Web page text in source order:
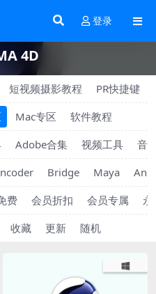
登录
4D
短视频摄影教程 PR快捷键
Mac专区
软件教程
Adobe合集 视频工具
音
Bridge Maya
费 会员折扣 会员专属
收藏 更新 随机